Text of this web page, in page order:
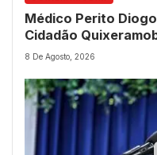
Médico Perito
Cidadão
8 De Agosto, 2026